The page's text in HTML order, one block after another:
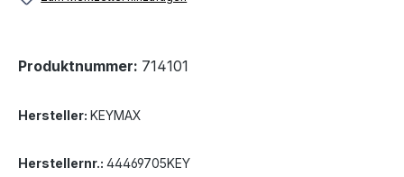
Produktnummer: 714101
Hersteller: KEYMAX
Herstellernr.: 44469705KEY